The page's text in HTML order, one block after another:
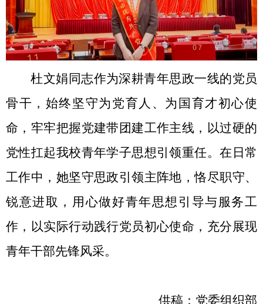
杜文娟同志作为深耕青年思政一线的党员
骨干，始终坚守为党育人、为国育才初心使
命，牢牢把握党建带团建工作主线，以过硬的
党性扛起我校青年学子思想引领重任。在日常
工作中，她坚守思政引领主阵地，恪尽职守、
锐意进取，用心做好青年思想引导与服务工
作，以实际行动践行党员初心使命，充分展现
青年干部先锋风采。
供稿：党委组织部